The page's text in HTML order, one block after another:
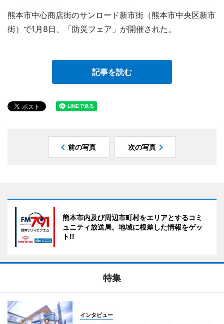
熊本市中心商店街のサンロード新市街（熊本市中央区新市
街）で1月8日、「防災フェア」が開催された。
記事を読む
前の写真 次の写真
熊本市内及び周辺市町村をエリアとするコミ
ュニティ放送局。地域に根差した情報をゲッ
ト!!
特集
インタビュー